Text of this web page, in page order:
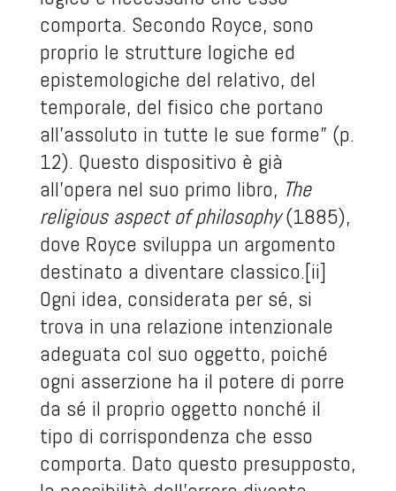
comporta. Secondo Royce, sono
proprio le strutture logiche ed
epistemologiche del relativo, del
temporale, del fisico che portano
all’assoluto in tutte le sue forme” (p.
12). Questo dispositivo è già
all’opera nel suo primo libro, The
religious aspect of philosophy(1885),
dove Royce sviluppa un argomento
destinato a diventare classico.[ii]
Ogni idea, considerata per sé, si
trova in una relazione intenzionale
adeguata col suo oggetto, poiché
ogni asserzione ha il potere di porre
da sé il proprio oggetto nonché il
tipo di corrispondenza che esso
comporta. Dato questo presupposto,